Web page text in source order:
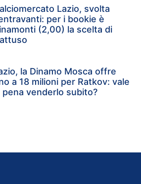
Lazio, svolta
per i bookie è
(2,00) la scelta di
la Dinamo Mosca offre
a 18 milioni per Ratkov: vale
pena venderlo subito?